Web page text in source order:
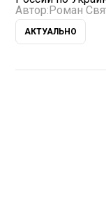
Автор: Роман
АКТУАЛЬНО